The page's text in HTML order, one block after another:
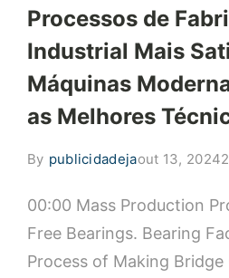
Processos de
Industrial Mais
Máquinas
as Melhores
By publicidadejaout 13, 2024
00:00 Mass Production
Free Bearings. Bearing
Process of Making